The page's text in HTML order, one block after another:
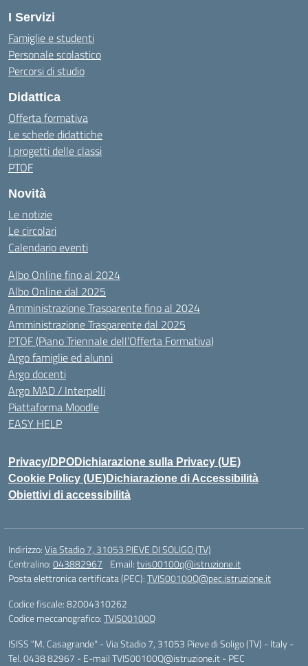
I Servizi
Famiglie e studenti
Personale scolastico
Percorsi di studio
Didattica
Offerta formativa
Le schede didattiche
I progetti delle classi
PTOF
Novità
Le notizie
Le circolari
Calendario eventi
Albo Online fino al 2024
Albo Online dal 2025
Amministrazione Trasparente fino al 2024
Amministrazione Trasparente dal 2025
PTOF (Piano Triennale dell’Offerta Formativa)
Argo famiglie ed alunni
Argo docenti
Argo MAD / Interpelli
Piattaforma Moodle
EASY HELP
Privacy/DPODichiarazione sulla Privacy (UE)
Cookie Policy (UE)Dichiarazione di Accessibilità
Obiettivi di accessibilità
Indirizzo:Via Stadio 7, 31053 PIEVE DI SOLIGO (TV)
Centralino:043882967 Email:tvis00100q@istruzione.it
Posta elettronica certificata (PEC):TVIS00100Q@pec.istruzione.it
Codice fiscale: 82004310262
Codice meccanografico:TVIS00100Q
ISISS "M. Casagrande" - Via Stadio 7, 31053 Pieve di Soligo (TV) - Italy -
Tel. 0438 82967 - E-mail TVIS00100Q@istruzione.it - PEC